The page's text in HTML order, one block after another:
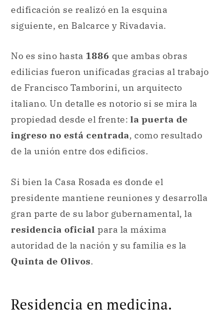
edificación se realizó en la esquina
siguiente, en Balcarce y Rivadavia.
No es sino hasta 1886 que ambas obras
edilicias fueron unificadas gracias al trabajo
de Francisco Tamborini, un arquitecto
italiano. Un detalle es notorio si se mira la
propiedad desde el frente: la puerta de
ingreso no está centrada, como resultado
de la unión entre dos edificios.
Si bien la Casa Rosada es donde el
presidente mantiene reuniones y desarrolla
gran parte de su labor gubernamental, la
residencia oficial para la máxima
autoridad de la nación y su familia es la
Quinta de Olivos.
Residencia en medicina.